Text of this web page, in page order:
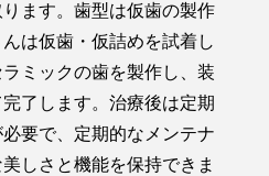
ます。歯型は仮歯の製作
は仮歯・仮詰めを試着し
ミックの歯を製作し、装
了します。治療後は定期
要で、定期的なメンテナ
しさと機能を保持できま